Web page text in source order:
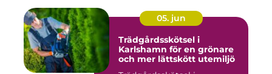
05. jun
Trädgårdsskötsel i
Karlshamn för en grönare
och mer lättskött utemiljö